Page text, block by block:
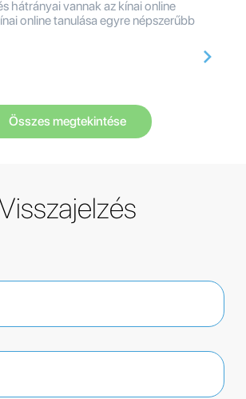
hátrányai vannak az kínai online
online tanulása egyre népszerűbb
Összes megtekintése